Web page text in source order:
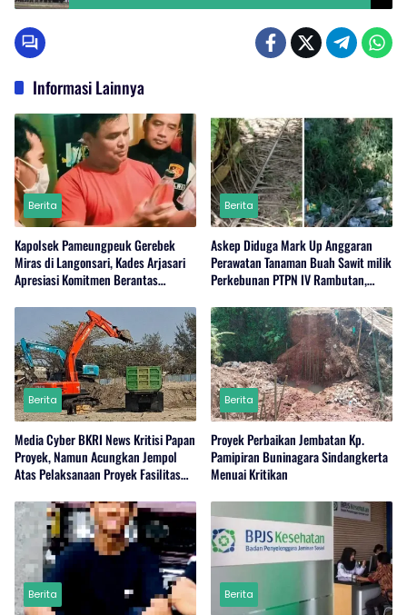
Informasi Lainnya
Berita
Kapolsek Pameungpeuk Gerebek
Miras di Langonsari, Kades Arjasari
Apresiasi Komitmen Berantas
Berita
Askep Diduga Mark Up Anggaran
Perawatan Tanaman Buah Sawit milik
Perkebunan PTPN IV Rambutan,
Berita
Media Cyber BKRI News Kritisi Papan
Proyek, Namun Acungkan Jempol
Atas Pelaksanaan Proyek Fasilitas
Berita
Proyek Perbaikan Jembatan Kp.
Pamipiran Buninagara Sindangkerta
Menuai Kritikan
Berita Berita